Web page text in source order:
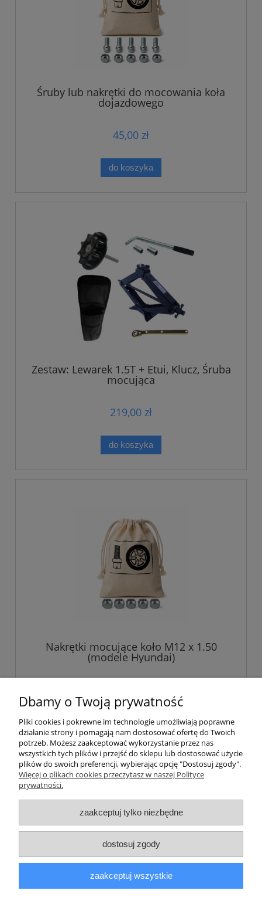
Śruby lub nakrętki do mocowania koła
dojazdowego
45,00 zł
do koszyka
Zestaw: Lewarek 1.5T + Etui, Klucz, Śruba
mocująca
219,00 zł
do koszyka
Nakrętki mocujące koło M12 x 1.50
(modele Hyundai)
do koszyka
Pomoc
Informacje
Moje konto
Płatności i dostawa
Dbamy o Twoją prywatność
Pliki cookies i pokrewne im technologie umożliwiają poprawne
działanie strony i pomagają nam dostosować ofertę do Twoich
potrzeb. Możesz zaakceptować wykorzystanie przez nas
wszystkich tych plików i przejść do sklepu lub dostosować użycie
plików do swoich preferencji, wybierając opcję "Dostosuj zgody".
Więcej o plikach cookies przeczytasz w naszej Polityce
prywatności.
zaakceptuj tylko niezbędne
dostosuj zgody
zaakceptuj wszystkie